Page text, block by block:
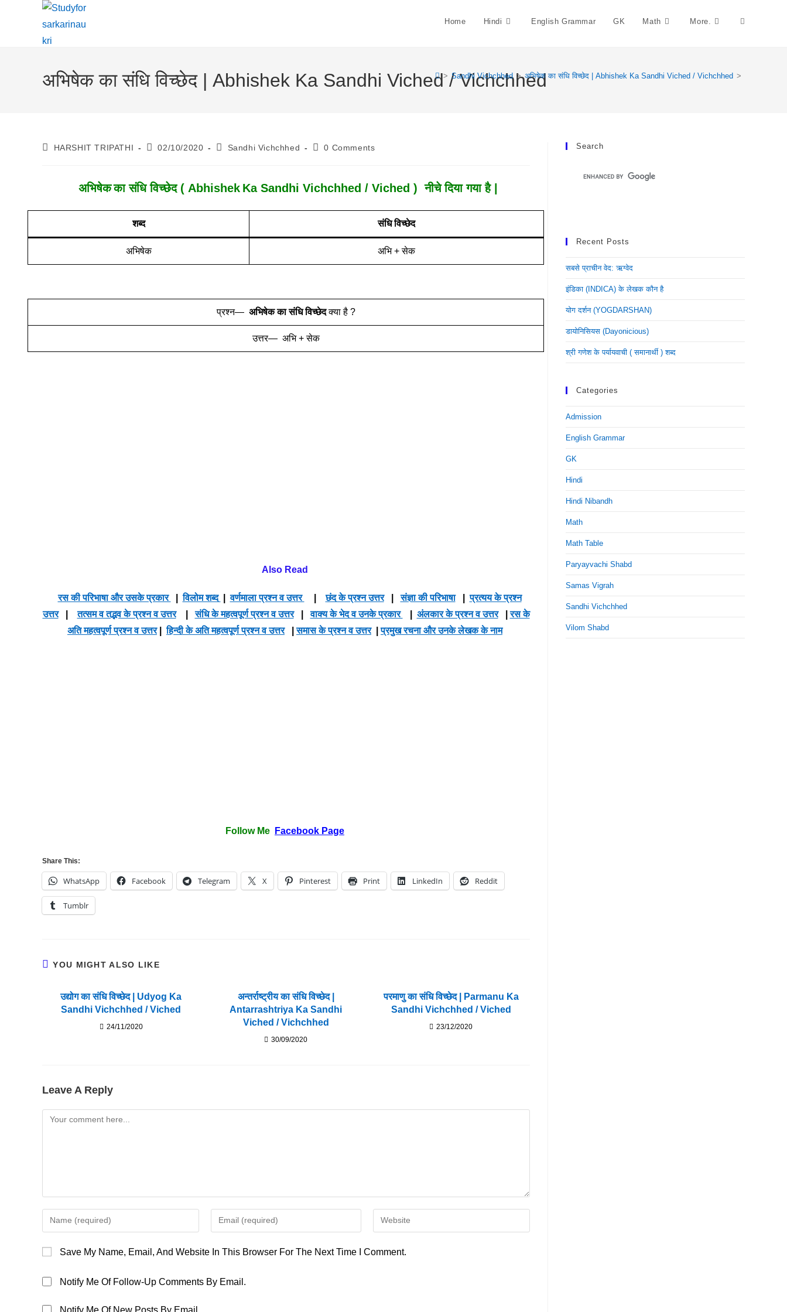
Home Hindi English Grammar GK Math More. Toggle
अभिषेक का संधि विच्छेद | Abhishek Ka Sandhi Viched / Vichchhed
> Sandhi Vichchhed > अभिषेक का संधि विच्छेद | Abhishek Ka Sandhi Viched / Vichchhed >
PostHARSHIT TRIPATHI
Post02/10/2020
PostSandhi Vichchhed
Post0 Comments
अभिषेकका संधि विच्छेद ( Abhishek Ka Sandhi Vichchhed / Viched ) नीचे दिया गया है |
शब्द संधि विच्छेद
अभिषेक अभि + सेक
प्रश्न— अभिषेक का संधि विच्छेदक्या है ?
उत्तर— अभि + सेक
Also Read
रस की परिभाषा और उसके प्रकार |विलोम शब्द |वर्णमाला प्रश्न व उत्तर |छंद के प्रश्न उत्तर|संज्ञा की परिभाषा|प्रत्यय के प्रश्न
उत्तर|तत्सम व तद्भव के प्रश्न व उत्तर|संधि के महत्वपूर्ण प्रश्न व उत्तर|वाक्य के भेद व उनके प्रकार अंलकार के प्रश्न व उत्तर|रस के
अति महत्वपूर्ण प्रश्न व उत्तर|हिन्दी के अति महत्वपूर्ण प्रश्न व उत्तर|समास के प्रश्न व उत्तर|प्रमुख रचना और उनके लेखक के नाम
Follow Me Facebook Page
Share This:
WhatsApp Facebook Telegram X Pinterest Print LinkedIn Reddit
Tumblr
YOU MIGHT ALSO LIKE
उद्योग का संधि विच्छेद | Udyog Ka
Sandhi Vichchhed / Viched
24/11/2020
अन्तर्राष्ट्रीय का संधि विच्छेद |
Antarrashtriya Ka Sandhi
Viched / Vichchhed
30/09/2020
परमाणु का संधि विच्छेद | Parmanu Ka
Sandhi Vichchhed / Viched
23/12/2020
Leave A Reply
Comment
Enter
Your
Or
To
Comment
Enter
Your
Comment
Enter
Your
Save My Name, Email, And Website In This Browser For The Next Time I Comment.
Notify Me Of Follow-Up Comments By Email.
Notify Me Of New Posts By Email.
Search
Recent Posts
सबसे प्राचीन वेद: ऋग्वेद
इंडिका (INDICA) के लेखक कौन है
योग दर्शन (YOGDARSHAN)
डायोनिसियस (dayonicious)
श्री गणेश के पर्यायवाची ( समानार्थी ) शब्द
Categories
Admission
English Grammar
GK
Hindi
Hindi Nibandh
Math
Math Table
Paryayvachi Shabd
Samas Vigrah
Sandhi Vichchhed
Vilom Shabd